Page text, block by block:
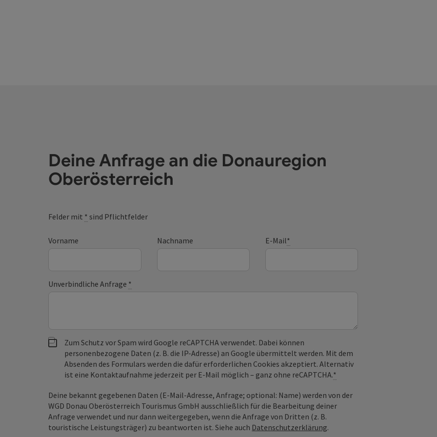
Deine Anfrage an die Donauregion
Oberösterreich
Felder mit * sind Pflichtfelder
Vorname Nachname E-Mail*
Unverbindliche Anfrage *
Zum Schutz vor Spam wird Google reCAPTCHA verwendet. Dabei können
personenbezogene Daten (z. B. die IP-Adresse) an Google übermittelt werden. Mit dem
Absenden des Formulars werden die dafür erforderlichen Cookies akzeptiert. Alternativ
ist eine Kontaktaufnahme jederzeit per E-Mail möglich – ganz ohne reCAPTCHA.*
Deine bekannt gegebenen Daten (E-Mail-Adresse, Anfrage; optional: Name) werden von der
WGD Donau Oberösterreich Tourismus GmbH ausschließlich für die Bearbeitung deiner
Anfrage verwendet und nur dann weitergegeben, wenn die Anfrage von Dritten (z. B.
touristische Leistungsträger) zu beantworten ist. Siehe auch Datenschutzerklärung.